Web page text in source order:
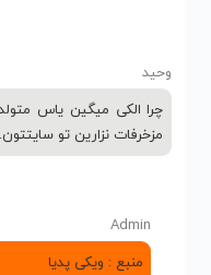
وحید
چرا الکی میگین یاس
مزخرفات نزارین تو سایتتون.
Admin
منبع : ویکی پدیا